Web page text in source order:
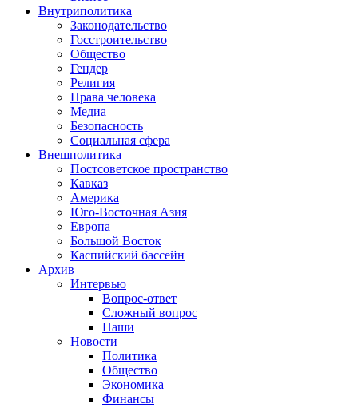
Внутриполитика
Законодательство
Госстроительство
Общество
Гендер
Религия
Права человека
Медиа
Безопасность
Социальная сфера
Внешполитика
Постсоветское пространство
Кавказ
Америка
Юго-Восточная Азия
Европа
Большой Восток
Каспийский бассейн
Архив
Интервью
Вопрос-ответ
Сложный вопрос
Наши
Новости
Политика
Общество
Экономика
Финансы